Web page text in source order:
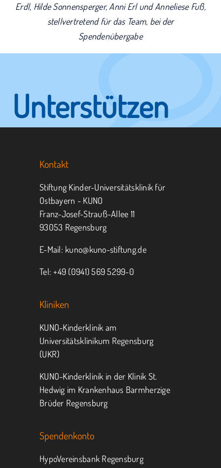
Erdl, Hilde Sonnensperger, Anni Erl und Anneliese Fuß,
stellvertretend für das Team, bei der
Spendenübergabe
Unterstützen
Sie KUNO.
Jeder kann helfen.
MITMACHEN SPENDEN
Kontakt
Stiftung Kinder-Universitätsklinik für
Ostbayern - KUNO
Franz-Josef-Strauß-Allee 11
93053 Regensburg
E-Mail: kuno@kuno-stiftung.de
Tel: +49 (0941) 569 5299-0
Kliniken
KUNO-Kinderklinik am
Universitätsklinikum Regensburg
(UKR)
KUNO-Kinderklinik in der Klinik St.
Hedwig im Krankenhaus Barmherzige
Brüder Regensburg
Spendenkonto
HypoVereinsbank Regensburg